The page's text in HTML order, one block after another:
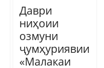
Даври
ниҳоии
озмуни
ҷумҳуриявии
«Малакаи